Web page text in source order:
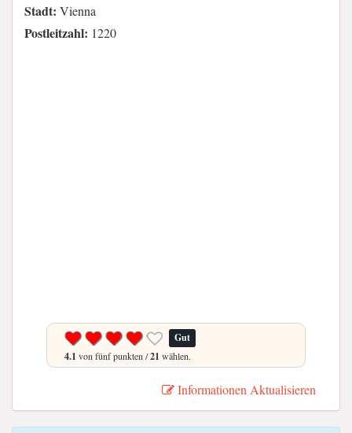
Stadt: Vienna
Postleitzahl: 1220
Gut
4.1 von fünf punkten /21 wählen.
Informationen Aktualisieren